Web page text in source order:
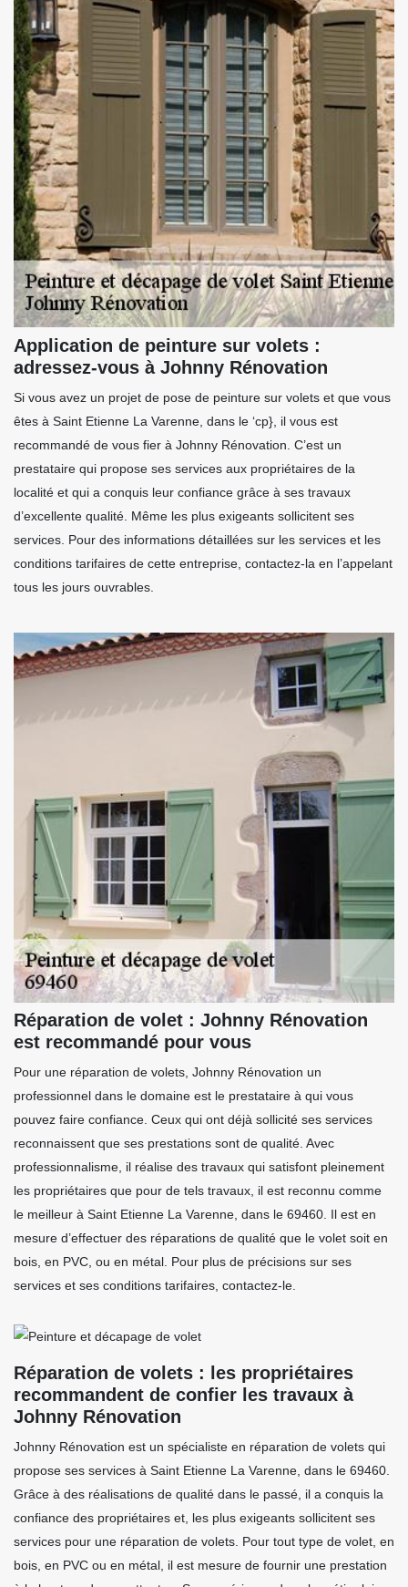
Application de peinture sur volets :
adressez-vous à Johnny Rénovation
Si vous avez un projet de pose de peinture sur volets et que vous
êtes à Saint Etienne La Varenne, dans le ‘cp}, il vous est
recommandé de vous fier à Johnny Rénovation. C’est un
prestataire qui propose ses services aux propriétaires de la
localité et qui a conquis leur confiance grâce à ses travaux
d’excellente qualité. Même les plus exigeants sollicitent ses
services. Pour des informations détaillées sur les services et les
conditions tarifaires de cette entreprise, contactez-la en l’appelant
tous les jours ouvrables.
Réparation de volet : Johnny Rénovation
est recommandé pour vous
Pour une réparation de volets, Johnny Rénovation un
professionnel dans le domaine est le prestataire à qui vous
pouvez faire confiance. Ceux qui ont déjà sollicité ses services
reconnaissent que ses prestations sont de qualité. Avec
professionnalisme, il réalise des travaux qui satisfont pleinement
les propriétaires que pour de tels travaux, il est reconnu comme
le meilleur à Saint Etienne La Varenne, dans le 69460. Il est en
mesure d’effectuer des réparations de qualité que le volet soit en
bois, en PVC, ou en métal. Pour plus de précisions sur ses
services et ses conditions tarifaires, contactez-le.
Réparation de volets : les propriétaires
recommandent de confier les travaux à
Johnny Rénovation
Johnny Rénovation est un spécialiste en réparation de volets qui
propose ses services à Saint Etienne La Varenne, dans le 69460.
Grâce à des réalisations de qualité dans le passé, il a conquis la
confiance des propriétaires et, les plus exigeants sollicitent ses
services pour une réparation de volets. Pour tout type de volet, en
bois, en PVC ou en métal, il est mesure de fournir une prestation